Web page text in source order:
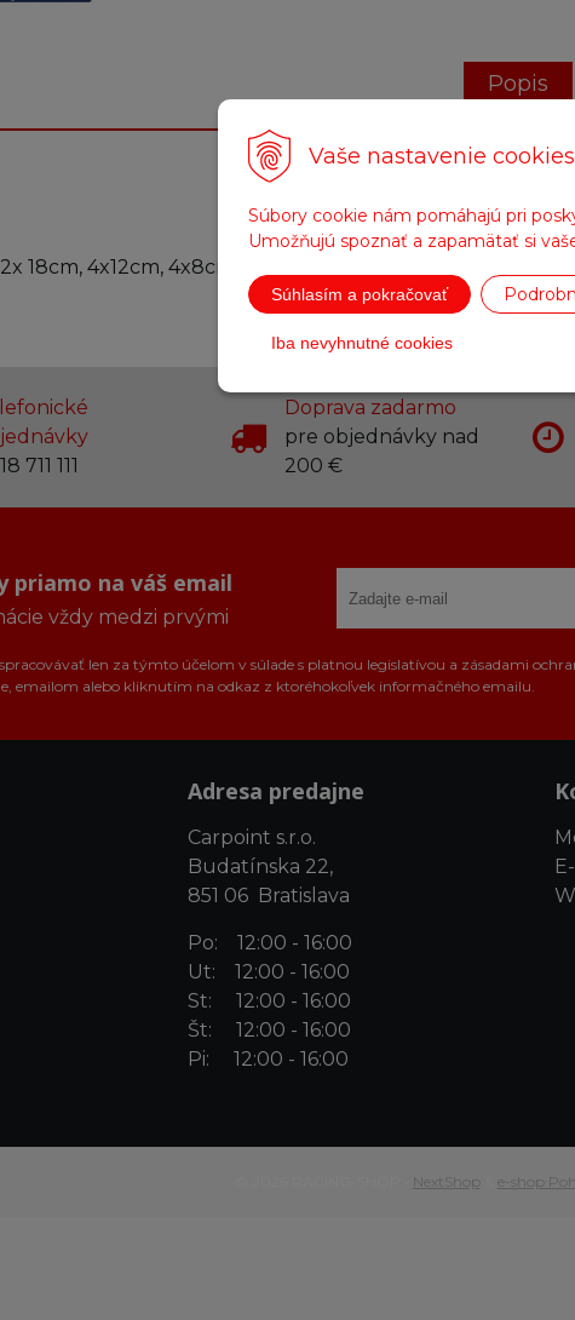
Vaše nastavenie cookies
Súbory cookie nám pomáhajú pri
Umožňujú spoznať a zapamätať si
Súhlasím a pokračovať
Iba nevyhnutné cookies
Popis
18cm, 4x12cm, 4x8cm
711 111
Doprava zadarmo
pre objednávky nad
200 €
priamo na váš email
vždy medzi prvými
len za týmto účelom v súlade s platnou legislatívou a zásadami
emailom alebo kliknutím na odkaz z ktoréhokoľvek informačného emailu.
Adresa predajne
Carpoint s.r.o.
Budatínska 22,
851 06 Bratislava
Po: 12:00 - 16:00
Ut: 12:00 - 16:00
St: 12:00 - 16:00
Št: 12:00 - 16:00
Pi: 12:00 - 16:00
NextShop e-shop